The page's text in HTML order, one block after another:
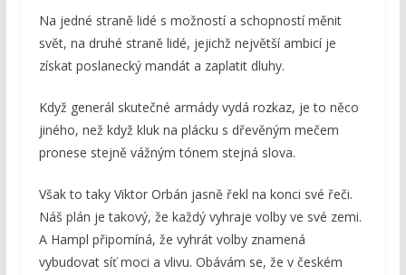
Na jedné straně lidé s možností a schopností měnit
svět, na druhé straně lidé, jejichž největší ambicí je
získat poslanecký mandát a zaplatit dluhy.
Když generál skutečné armády vydá rozkaz, je to něco
jiného, než když kluk na plácku s dřevěným mečem
pronese stejně vážným tónem stejná slova.
Však to taky Viktor Orbán jasně řekl na konci své řeči.
Náš plán je takový, že každý vyhraje volby ve své zemi.
A Hampl připomíná, že vyhrát volby znamená
vybudovat síť moci a vlivu. Obávám se, že v českém